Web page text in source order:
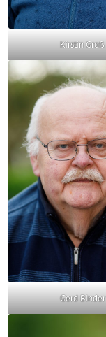
Kirstin Groß
Gerd Binder